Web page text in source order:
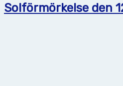
Solförmörkelse den